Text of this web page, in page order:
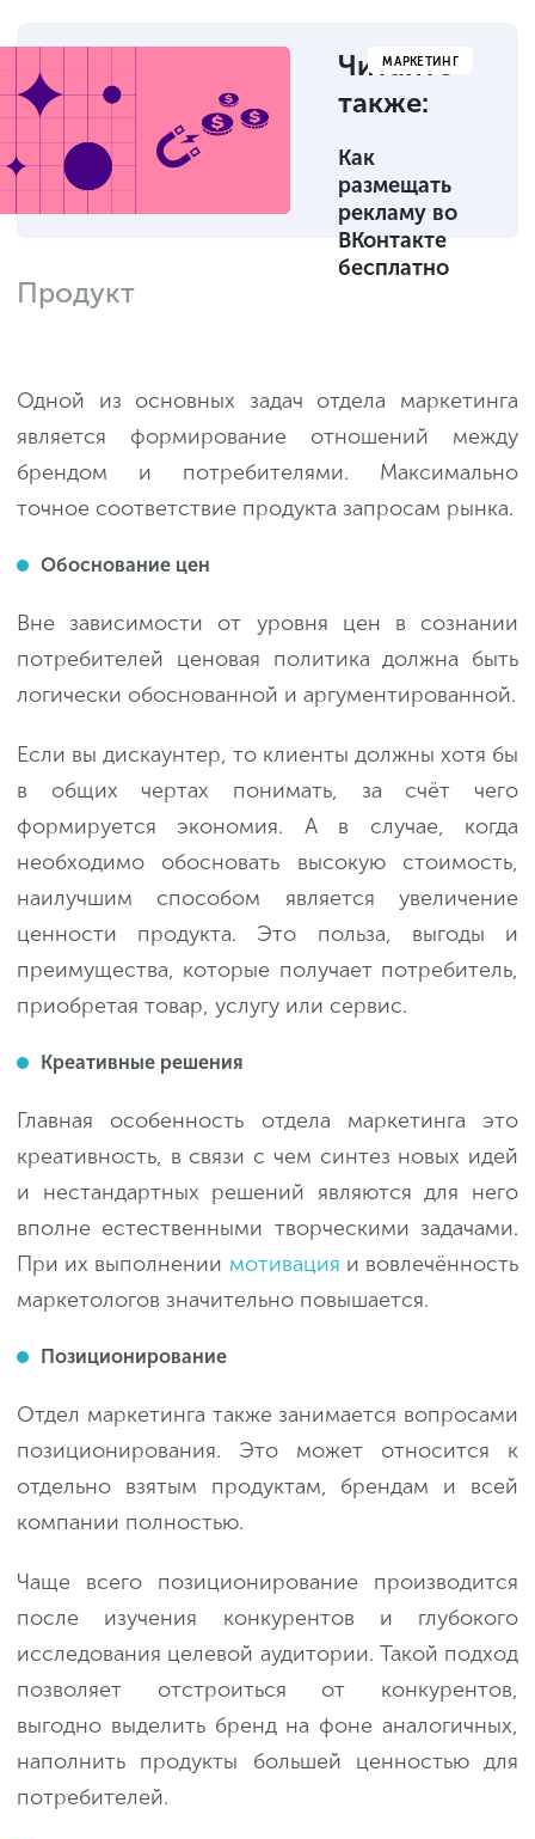
МАРКЕТИНГ
Читайте
также:
Как
размещать
рекламу во
ВКонтакте
бесплатно
Продукт
Одной из основных задач отдела маркетинга
является формирование отношений между
брендом и потребителями. Максимально
точное соответствие продукта запросам рынка.
Обоснование цен
Вне зависимости от уровня цен в сознании
потребителей ценовая политика должна быть
логически обоснованной и аргументированной.
Если вы дискаунтер, то клиенты должны хотя бы
в общих чертах понимать, за счёт чего
формируется экономия. А в случае, когда
необходимо обосновать высокую стоимость,
наилучшим способом является увеличение
ценности продукта. Это польза, выгоды и
преимущества, которые получает потребитель,
приобретая товар, услугу или сервис.
Креативные решения
Главная особенность отдела маркетинга это
креативность, в связи с чем синтез новых идей
и нестандартных решений являются для него
вполне естественными творческими задачами.
При их выполнении мотивация и вовлечённость
маркетологов значительно повышается.
Позиционирование
Отдел маркетинга также занимается вопросами
позиционирования. Это может относится к
отдельно взятым продуктам, брендам и всей
компании полностью.
Чаще всего позиционирование производится
после изучения конкурентов и глубокого
исследования целевой аудитории. Такой подход
позволяет отстроиться от конкурентов,
выгодно выделить бренд на фоне аналогичных,
наполнить продукты большей ценностью для
потребителей.